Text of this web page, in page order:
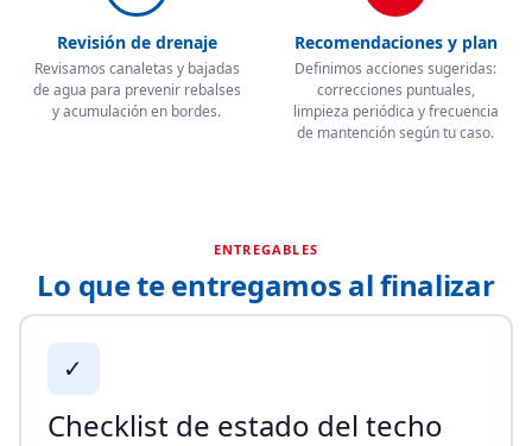
Revisión de drenaje
Revisamos canaletas y bajadas
de agua para prevenir rebalses
y acumulación en bordes.
Recomendaciones y plan
Definimos acciones sugeridas:
correcciones puntuales,
limpieza periódica y frecuencia
de mantención según tu caso.
ENTREGABLES
Lo que te entregamos al finalizar
✓
Checklist de estado del techo